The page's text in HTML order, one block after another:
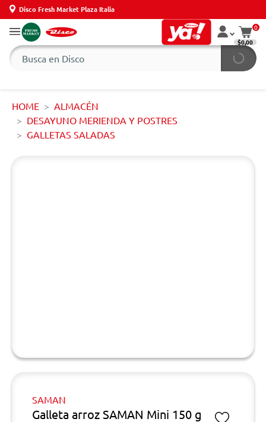
Disco Fresh Market Plaza Italia
0
$0,00
HOME
ALMACÉN
DESAYUNO MERIENDA Y POSTRES
GALLETAS SALADAS
SAMAN
Galleta arroz SAMAN Mini 150 g